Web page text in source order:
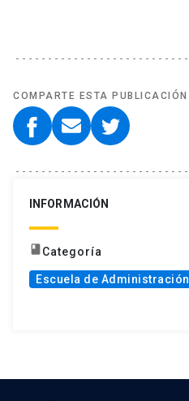
COMPARTE ESTA PUBLICACIÓN
INFORMACIÓN
book Categoría
Escuela de Administración